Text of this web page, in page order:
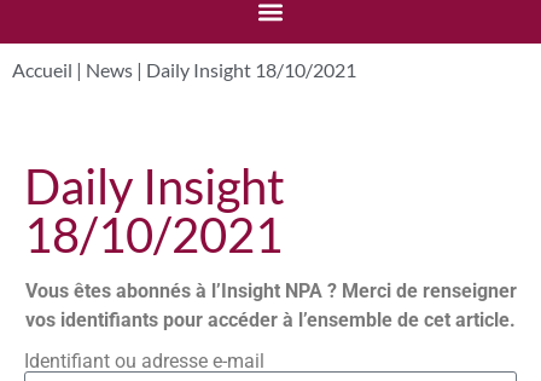
Accueil | News | Daily Insight 18/10/2021
Daily Insight
18/10/2021
Vous êtes abonnés à l’Insight NPA ? Merci de renseigner
vos identifiants pour accéder à l’ensemble de cet article.
Identifiant ou adresse e-mail